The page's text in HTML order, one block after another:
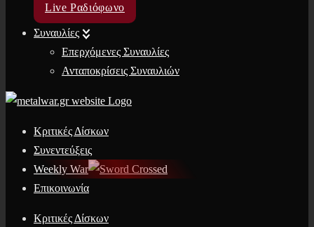
Live Ραδιόφωνο
Συναυλίες
Επερχόμενες Συναυλίες
Ανταποκρίσεις Συναυλιών
Κριτικές Δίσκων
Συνεντεύξεις
Weekly War
Επικοινωνία
Κριτικές Δίσκων